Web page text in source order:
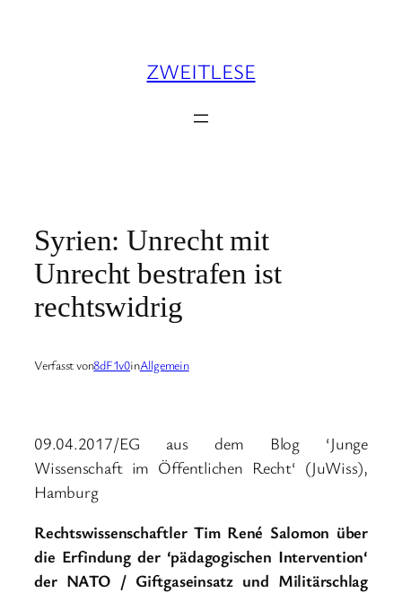
ZWEITLESE
Syrien: Unrecht mit
Unrecht bestrafen ist
rechtswidrig
Verfasst von8dF1v0inAllgemein
09.04.2017/EG aus dem Blog ‘Junge
Wissenschaft im Öffentlichen Recht‘ (JuWiss),
Hamburg
Rechtswissenschaftler Tim René Salomon über
die Erfindung der ‘pädagogischen Intervention‘
der NATO / Giftgaseinsatz und Militärschlag